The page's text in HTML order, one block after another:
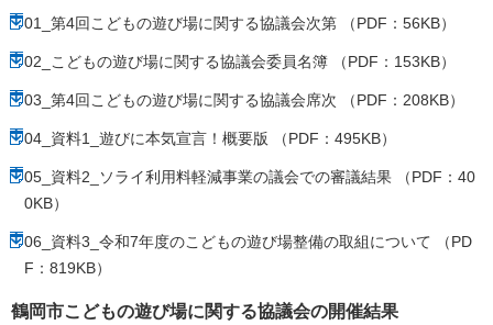
01_第4回こどもの遊び場に関する協議会次第 （PDF：56KB）
02_こどもの遊び場に関する協議会委員名簿 （PDF：153KB）
03_第4回こどもの遊び場に関する協議会席次 （PDF：208KB）
04_資料1_遊びに本気宣言！概要版 （PDF：495KB）
05_資料2_ソライ利用料軽減事業の議会での審議結果 （PDF：40
0KB）
06_資料3_令和7年度のこどもの遊び場整備の取組について （PD
F：819KB）
鶴岡市こどもの遊び場に関する協議会の開催結果